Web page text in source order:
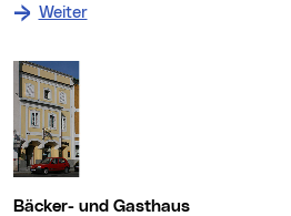
Weiter: zum Denkmal Atelierhaus
Bäcker- und Gasthaus